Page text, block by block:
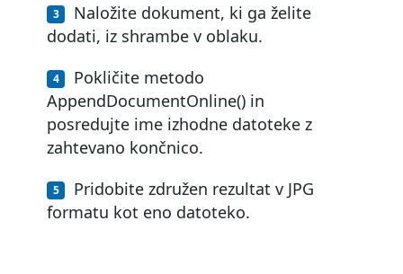
Naložite dokument, ki ga želite
dodati, iz shrambe v oblaku.
Pokličite metodo
AppendDocumentOnline() in
posredujte ime izhodne datoteke z
zahtevano končnico.
Pridobite združen rezultat v JPG
formatu kot eno datoteko.